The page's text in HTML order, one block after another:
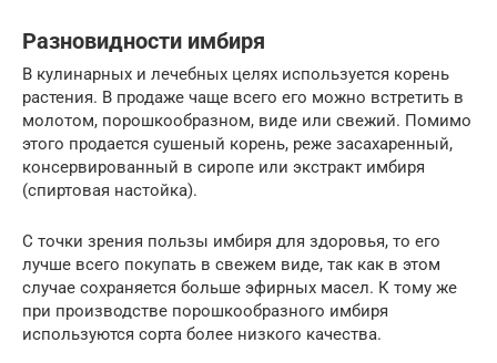
Разновидности имбиря
В кулинарных и лечебных целях используется корень
растения. В продаже чаще всего его можно встретить в
молотом, порошкообразном, виде или свежий. Помимо
этого продается сушеный корень, реже засахаренный,
консервированный в сиропе или экстракт имбиря
(спиртовая настойка).
С точки зрения пользы имбиря для здоровья, то его
лучше всего покупать в свежем виде, так как в этом
случае сохраняется больше эфирных масел. К тому же
при производстве порошкообразного имбиря
используются сорта более низкого качества.